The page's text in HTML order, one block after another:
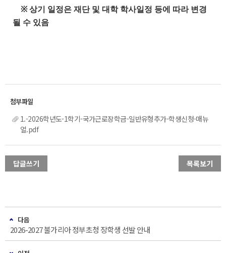
※ 상기 일정은 재단 및 대학 학사일정 등에 따라 변경
될 수 있음
1.-2026학년도-1학기-국가근로장학금-일반유형추가-학생신청-매뉴
얼.pdf
답글쓰기 목록보기
다음
2026-2027 불가리아 정부초청 장학생 선발 안내